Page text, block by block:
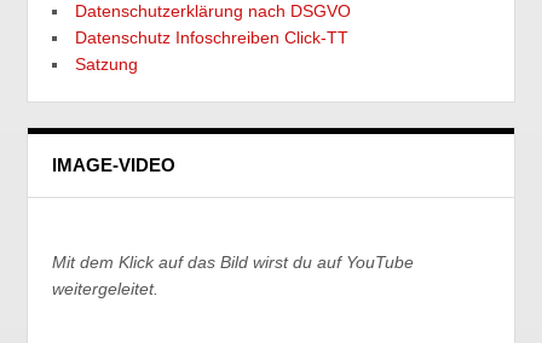
Datenschutzerklärung nach DSGVO
Datenschutz Infoschreiben Click-TT
Satzung
IMAGE-VIDEO
Mit dem Klick auf das Bild wirst du auf YouTube
weitergeleitet.